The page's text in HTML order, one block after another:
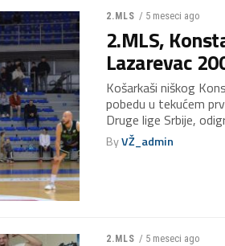
2.MLS / 5 meseci ago
2.MLS,
Lazarevac
Košarkaši niškog
pobedu u tekućem
Druge lige Srbije,
ByVŽ_admin
2.MLS / 5 meseci ago